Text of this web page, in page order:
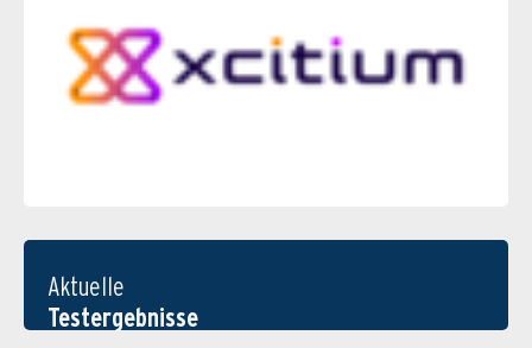
Aktuelle
Testergebnisse